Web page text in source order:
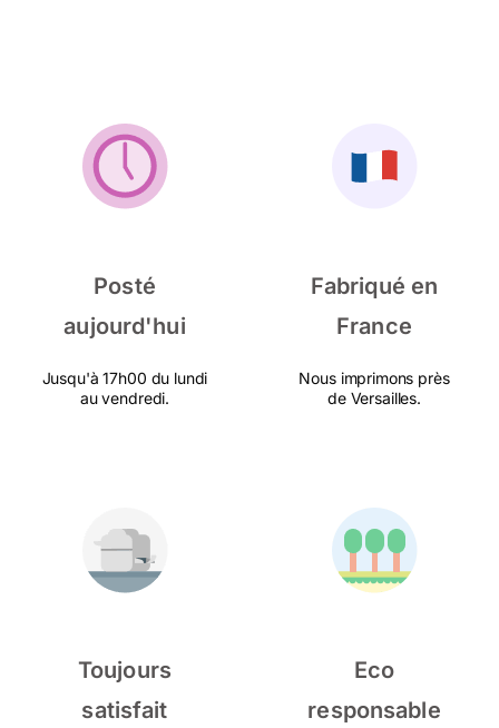
Posté
aujourd'hui
Jusqu'à 17h00 du lundi
au vendredi.
Fabriqué en
France
Nous imprimons près
de Versailles.
Toujours
satisfait
Eco
responsable